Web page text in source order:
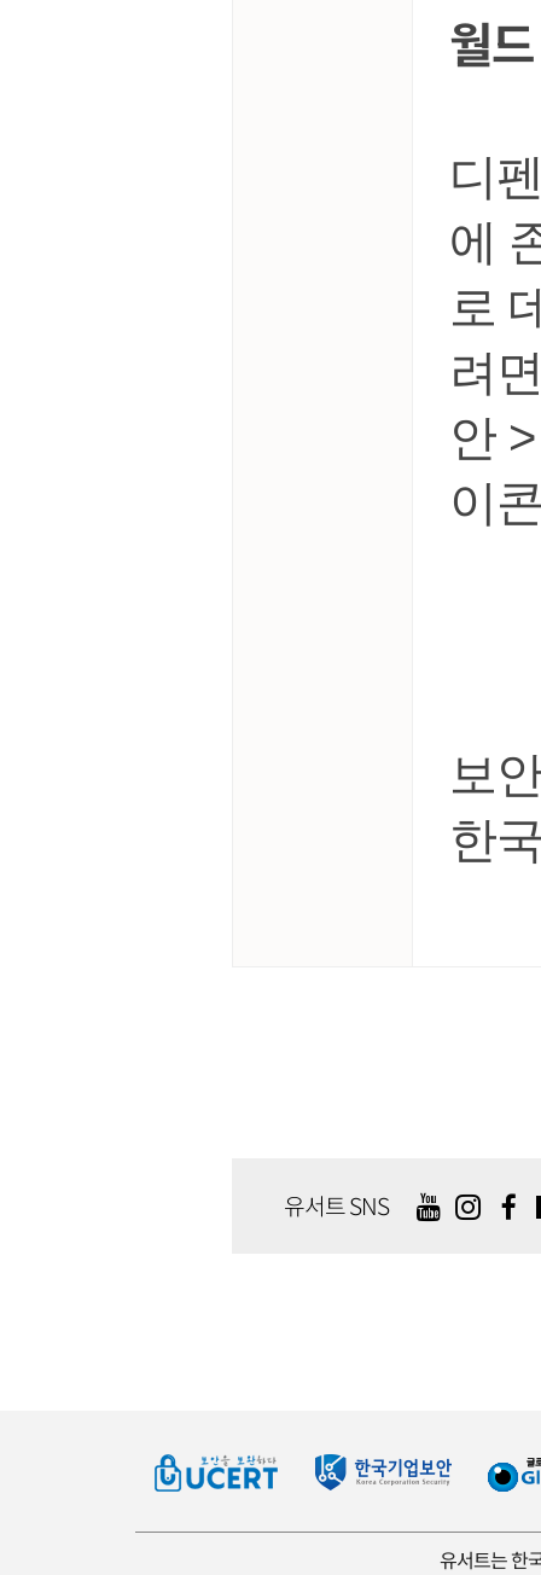
월드
디
에
로
려
안
이
보
한
유서트 SNS
유서트는 한